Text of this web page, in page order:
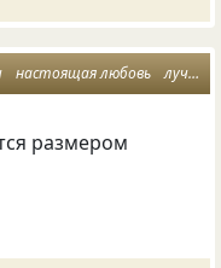
настоящая любовь лучшие друзья девушек
размером